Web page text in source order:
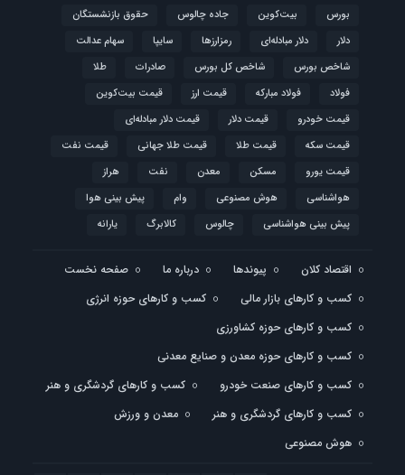
بورس
بیت‌کوین جاده چالوس
حقوق بازنشستگان
دلار
دلار مبادله‌ای رمزارزها سایپا
سهام عدالت
شاخص بورس
شاخص کل بورس صادرات
طلا
فولاد
فولاد مبارکه قیمت ارز
قیمت بیت‌کوین
قیمت خودرو
قیمت دلار
قیمت دلار مبادله‌ای
قیمت سکه
قیمت طلا قیمت طلا جهانی
قیمت نفت
قیمت یورو
مسکن معدن نفت
هراز
هواشناسی
هوش مصنوعی وام
پیش بینی هوا
پیش بینی هواشناسی
چالوس کالابرگ یارانه
اقتصاد کلان پیوندها درباره ما
صفحه نخست
کسب و کارهای بازار مالی
کسب و کارهای حوزه انرژی
کسب و کارهای حوزه کشاورزی
کسب و کارهای حوزه معدن و صنایع معدنی
کسب و کارهای صنعت خودرو
کسب و کارهای گردشگری و هنر
کسب و کارهای گردشگری و هنر
معدن و ورزش
هوش مصنوعی